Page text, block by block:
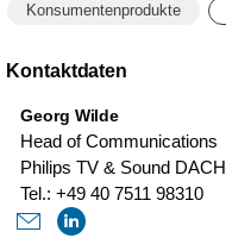
Konsumentenprodukte
Kontaktdaten
Georg Wilde
Head of Communications
Philips TV & Sound DACH
Tel.: +49 40 7511 98310